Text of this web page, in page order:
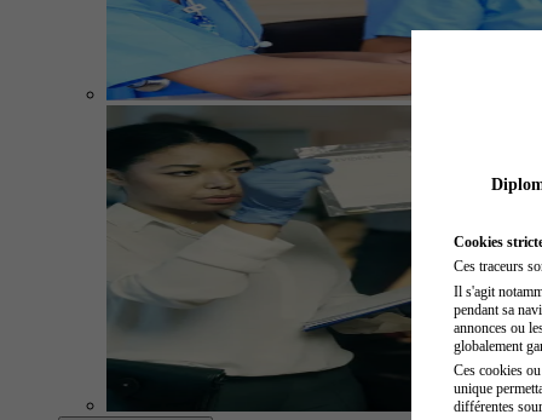
Cookies
Ces traceurs
Il s'agit
pendant sa
annonces ou
globalement
Ces cookies
unique
différentes